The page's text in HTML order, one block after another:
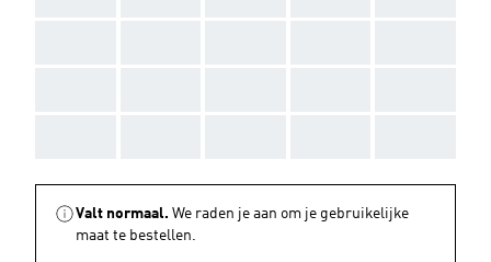
Valt normaal. We raden je aan om je gebruikelijke
maat te bestellen.